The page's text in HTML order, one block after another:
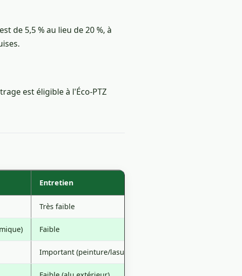
de 5,5 % au lieu de 20 %, à
est éligible à l'Éco-PTZ
Entretien
Très faible
Faible
Important (peinture/lasure)